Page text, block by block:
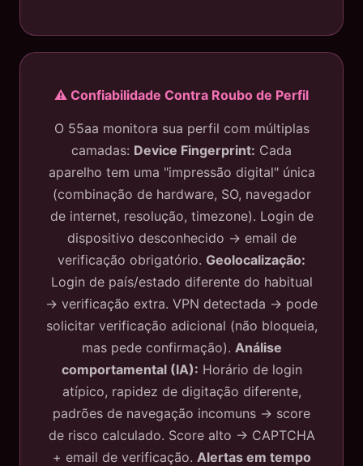
⚠️ Confiabilidade Contra Roubo de Perfil
O 55aa monitora sua perfil com múltiplas
camadas: Device Fingerprint: Cada
aparelho tem uma "impressão digital" única
(combinação de hardware, SO, navegador
de internet, resolução, timezone). Login de
dispositivo desconhecido → email de
verificação obrigatório. Geolocalização:
Login de país/estado diferente do habitual
→ verificação extra. VPN detectada → pode
solicitar verificação adicional (não bloqueia,
mas pede confirmação). Análise
comportamental (IA): Horário de login
atípico, rapidez de digitação diferente,
padrões de navegação incomuns → score
de risco calculado. Score alto → CAPTCHA
+ email de verificação. Alertas em tempo